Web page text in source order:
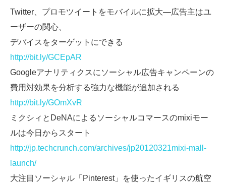
Twitter、プロモツイートをモバイルに拡大―広告主はユ
ーザーの関心、
デバイスをターゲットにできる
http://bit.ly/GCEpAR
Googleアナリティクスにソーシャル広告キャンペーンの
費用対効果を分析する強力な機能が追加される
http://bit.ly/GOmXvR
ミクシィとDeNAによるソーシャルコマースのmixiモー
ルは今日からスタート
http://jp.techcrunch.com/archives/jp20120321mixi-mall-
launch/
大注目ソーシャル「Pinterest」を使ったイギリスの航空